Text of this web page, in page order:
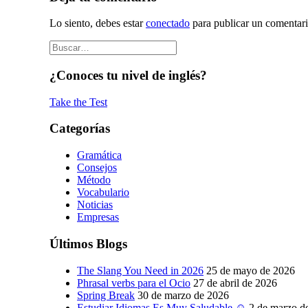
Lo siento, debes estarconectado para publicar un
¿Conoces tu nivel de inglés?
Take the Test
Categorías
Gramática
Consejos
Método
Vocabulario
Noticias
Empresas
Últimos Blogs
The Slang You Need in 2026 25 de mayo de 2026
Phrasal verbs para el Ocio 27 de abril de 2026
Spring Break 30 de marzo de 2026